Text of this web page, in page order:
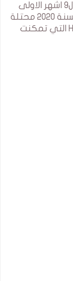
وقامت الشركة ببيع 4640 سيارة خلال ال9 اشهر الاولى
من سنة 2021 اي بزيادة ب34% مقارنة بسنة 2020 محتلة
بذلك المرتبة الثانية بعد علامة Hyundai التي تمكنت